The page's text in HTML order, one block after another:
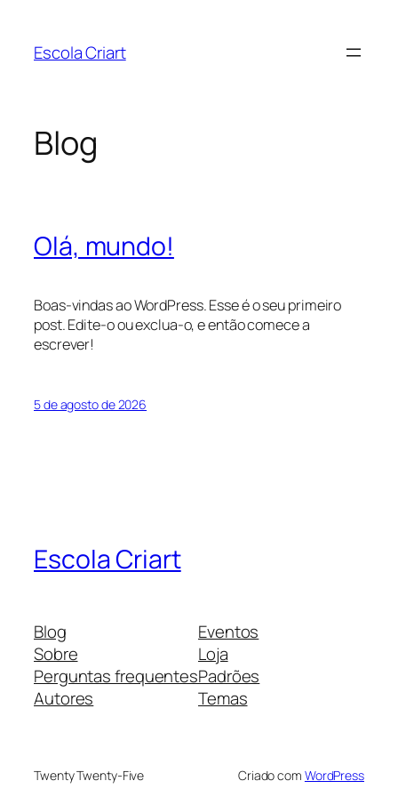
Escola Criart
Blog
Olá, mundo!
Boas-vindas ao WordPress. Esse é o seu primeiro
post. Edite-o ou exclua-o, e então comece a
escrever!
5 de agosto de 2026
Escola Criart
Blog
Sobre
Perguntas frequentes
Autores
Eventos
Loja
Padrões
Temas
Twenty Twenty-Five Criado com WordPress